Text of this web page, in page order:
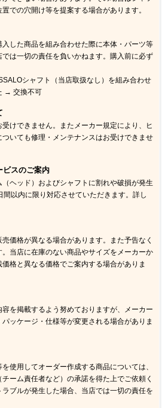
での穴開け等を提案する場合があります。
した商品を組み合わせた際に本体・パーツ等
は一切の責任を負いかねます。購入前に必ず
シャフト（当店取扱なし）を組み合わせ
→ 交換不可
けできません。またメーカー規定により、ヒ
いても修理・メンテナンスはお受けできませ
ビスのご案内
ヘッド）およびシャフトに割れや破損が発生
以内に限り対応させていただきます。詳し
価格が異なる場合があります。また予告なく
当店に在庫のない商品やサイズをメーカーか
格と異なる価格でご案内する場合がありま
を掲載するよう努めておりますが、メーカー
ッケージ・仕様等が変更される場合がありま
使用してオーダー作成する商品については、
ーム責任者など）の承諾を得た上でご依頼く
ブルが発生した場合、当店では一切の責任を